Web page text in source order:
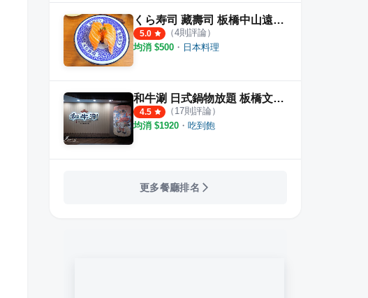
くら寿司 藏壽司 板橋中山遠百店
5.0 （4則評論）
均消 $500 ・ 日本料理
和牛涮 日式鍋物放題 板橋文化店
4.5 （ 17則評論）
均消 $1920 ・ 吃到飽
更多餐廳排名